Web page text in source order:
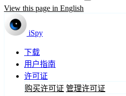
View this page in English
iSpy
下载
用户指南
许可证
购买许可证 管理许可证